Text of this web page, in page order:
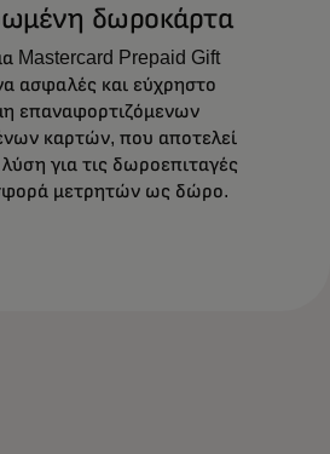
δωροκάρτα
Mastercard Prepaid Gift
ασφαλές και εύχρηστο
επαναφορτιζόμενων
καρτών, που αποτελεί
για τις δωροεπιταγές
μετρητών ως δώρο.